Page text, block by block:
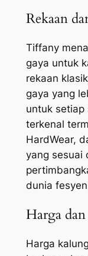
Rekaan
Tiffany
gaya untuk
rekaan
gaya yang
untuk setiap
terkenal
HardWear,
yang sesuai
dunia
Harga
Harga